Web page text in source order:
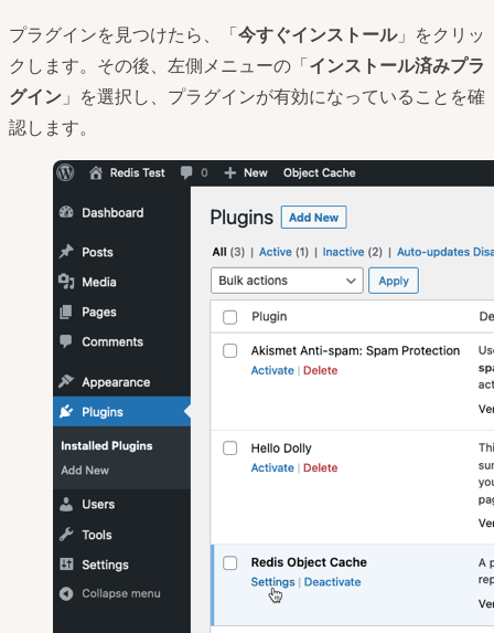
プラグインを見つけたら、「今すぐインストール」をクリッ
クします。その後、左側メニューの「インストール済みプラ
グイン 」を選択し、プラグインが有効になっていることを確
認します。